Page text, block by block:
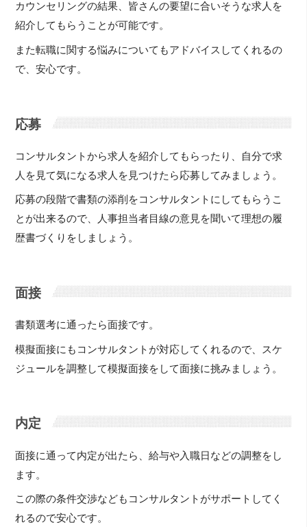
カウンセリングの結果、皆さんの要望に合いそうな求人を
紹介してもらうことが可能です。
また転職に関する悩みについてもアドバイスしてくれるの
で、安心です。
応募
コンサルタントから求人を紹介してもらったり、自分で求
人を見て気になる求人を見つけたら応募してみましょう。
応募の段階で書類の添削をコンサルタントにしてもらうこ
とが出来るので、人事担当者目線の意見を聞いて理想の履
歴書づくりをしましょう。
面接
書類選考に通ったら面接です。
模擬面接にもコンサルタントが対応してくれるので、スケ
ジュールを調整して模擬面接をして面接に挑みましょう。
内定
面接に通って内定が出たら、給与や入職日などの調整をし
ます。
この際の条件交渉などもコンサルタントがサポートしてく
れるので安心です。